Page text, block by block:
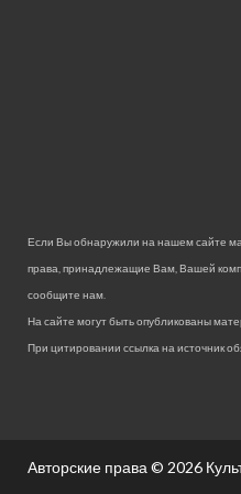
Если Вы обнаружили на нашем сайте
права, принадлежащие Вам, Вашей
сообщите нам.
На сайте могут быть опубликованы
При цитировании ссылка на источник
Авторские права © 2026